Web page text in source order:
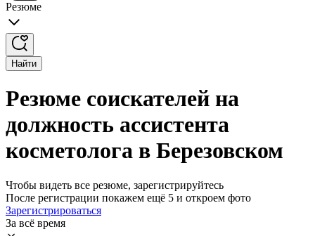
Резюме
Найти
Резюме соискателей на
должность ассистента
косметолога в Березовском
Чтобы видеть все резюме, зарегистрируйтесь
После регистрации покажем ещё 5 и откроем фото
Зарегистрироваться
За всё время